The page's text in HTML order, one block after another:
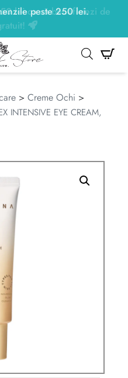
peste250lei.
lei
> Creme Ochi >
INTENSIVE EYE CREAM,